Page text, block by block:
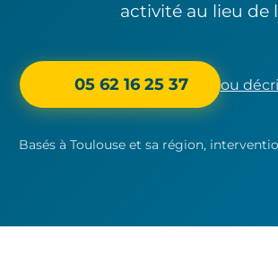
activité au lieu de
05 62 16 25 37 ou
Basés à Toulouse et sa région,